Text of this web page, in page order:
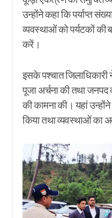
उन्होंने कहा कि पर्याप्त
व्यवस्थाओं को पर्यटकों
करें।
इसके पश्चात जिलाधिकारी
पूजा अर्चना की तथा जनपद
की कामना की। यहां उन्होंने
किया तथा व्यवस्थाओं का